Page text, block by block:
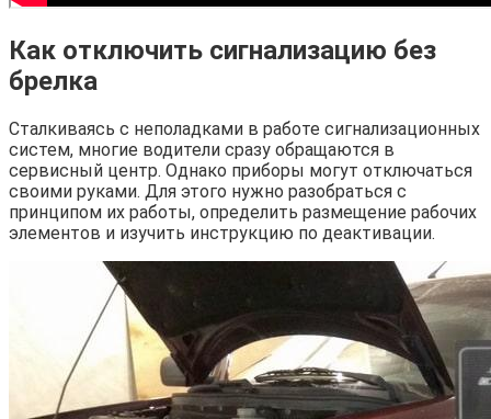
Как отключить сигнализацию без
брелка
Сталкиваясь с неполадками в работе сигнализационных
систем, многие водители сразу обращаются в
сервисный центр. Однако приборы могут отключаться
своими руками. Для этого нужно разобраться с
принципом их работы, определить размещение рабочих
элементов и изучить инструкцию по деактивации.